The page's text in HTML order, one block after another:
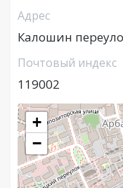
Адрес
Калошин
Почтовый индекс
119002
+
−